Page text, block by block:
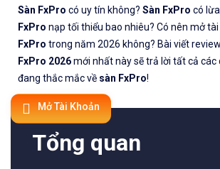
✅𝘔ở 𝘵à𝘪 𝘬𝘩𝘰ả𝘯 𝘵𝘳ê𝘯 𝘴à𝘯 𝘧𝘰𝘳𝘦𝘹
✅𝘔ở 𝘵à𝘪 𝘬𝘩𝘰ả𝘯 𝘵𝘳ê𝘯 𝘴à𝘯
✅𝘔ở 𝘵à𝘪 𝘬𝘩𝘰ả𝘯 𝘵𝘳ê𝘯 𝘴à𝘯
🔗https://
😘Cảm ơn bạn đã xem thông
Sàn FxPro có uy tín không? Sàn FxPro có
FxPro nạp tối thiểu bao nhiêu? Có nên mở
FxPro trong năm 2026 không? Bài viết review
FxPro 2026mới nhất này sẽ trả lời tất cả các
đang thắc mắc về sàn FxPro!
Mở Tài Khoản
Tổng quan